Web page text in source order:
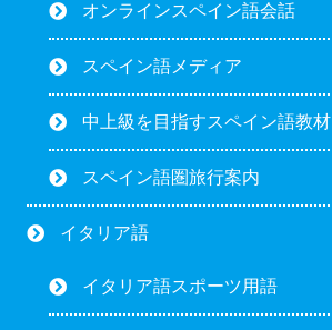
オンラインスペイン語会話
スペイン語メディア
中上級を目指すスペイン語教材
スペイン語圏旅行案内
イタリア語
イタリア語スポーツ用語